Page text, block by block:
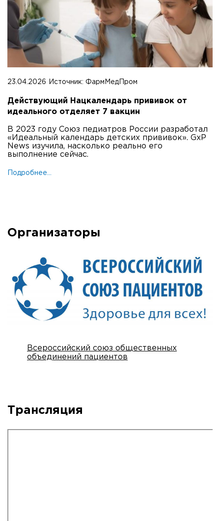
23.04.2026 Источник: ФармМедПром
Действующий Нацкалендарь прививок от
идеального отделяет 7 вакцин
В 2023 году Союз педиатров России разработал
«Идеальный календарь детских прививок». GxP
News изучила, насколько реально его
выполнение сейчас.
Подробнее...
Организаторы
Всероссийский союз общественных
объединений пациентов
Трансляция